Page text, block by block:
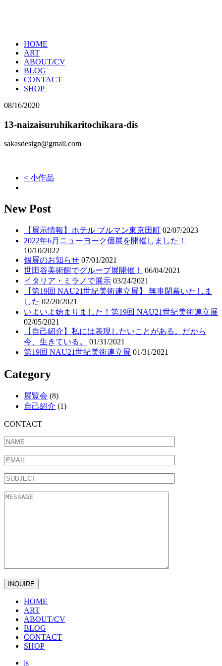
HOME
ART
ABOUT/CV
BLOG
CONTACT
SHOP
08/16/2020
13-naizaisuruhikaritochikara-dis
sakasdesign@gmail.com
< 小作品
New Post
【展示情報】ホテル プルマン東京田町 02/07/2023
2022年6月ニューヨーク個展を開催しました！
10/10/2022
個展のお知らせ 07/01/2021
世田谷美術館でグループ展開催！
06/04/2021
イタリア・ミラノで展示 03/24/2021
【第19回 NAU21世紀美術連立展】 無事閉幕いたしま
した 02/20/2021
いよいよ始まりました！第19回 NAU21世紀美術連立展
02/05/2021
【自己紹介】私には表現したいことがある。だから
今、生きている。
01/31/2021
第19回 NAU21世紀美術連立展 01/31/2021
Category
展覧会 (8)
自己紹介 (1)
CONTACT
HOME
ART
ABOUT/CV
BLOG
CONTACT
SHOP
is